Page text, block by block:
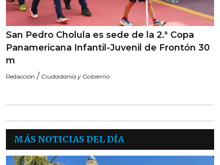
San Pedro Cholula es sede de la 2.ª Copa
Panamericana Infantil-Juvenil de Frontón 30
m
Redacción / Ciudadanía y Gobierno
MÁS NOTICIAS DEL DÍA